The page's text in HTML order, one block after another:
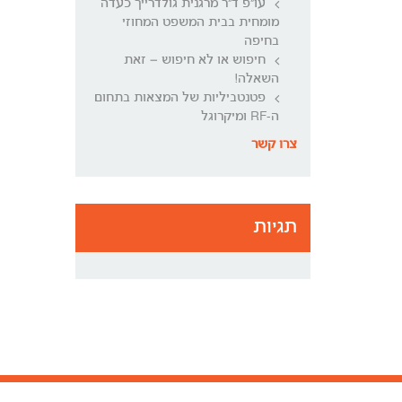
עו"פ ד"ר מרגנית גולדרייך כעדה
מומחית בבית המשפט המחוזי
בחיפה
חיפוש או לא חיפוש – זאת
השאלה!
פטנטביליות של המצאות בתחום
ה-RF ומיקרוגל
צרו קשר
תגיות